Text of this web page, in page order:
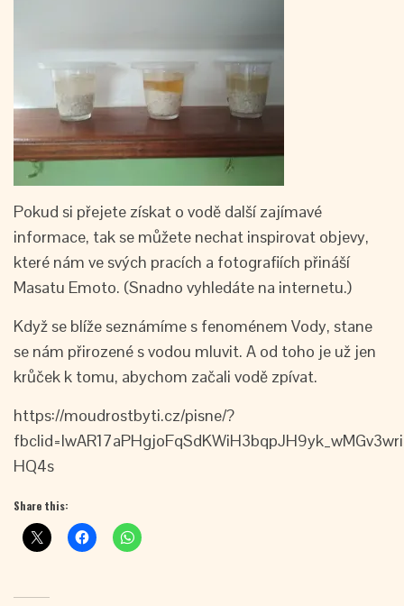
Pokud si přejete získat o vodě další zajímavé
informace, tak se můžete nechat inspirovat objevy,
které nám ve svých pracích a fotografiích přináší
Masatu Emoto. (Snadno vyhledáte na internetu.)
Když se blíže seznámíme s fenoménem Vody, stane
se nám přirozené s vodou mluvit. A od toho je už jen
krůček k tomu, abychom začali vodě zpívat.
https://moudrostbyti.cz/pisne/?
HQ4s
Share this: